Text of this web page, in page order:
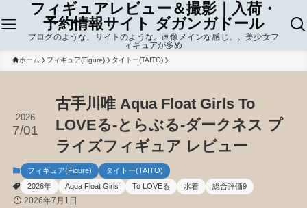
フィギュアレビュー＆撮影｜入荷・
予約情報サイト ダガンガドール
ブログのような、サイトのような。画像メインな感じ。。美少女フ
ィギュアが多め
ホーム フィギュア(Figure) タイトー(TAITO)
古手川唯 Aqua Float Girls To
LOVEる-とらぶる-ダークネス プ
ライズフィギュア レビュー
2026
7/01
フィギュア(Figure)
タイトー(TAITO)
2026年
Aqua Float Girls To LOVEる 水着 総合評価9
2026年7月1日